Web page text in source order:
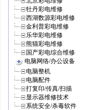
牡丹彩电维修
西湖数源彩电维修
金利普彩电维修
乐华彩电维修
熊猫彩电维修
国产彩电综合维修
电脑网络/办公设备
电脑整机
电脑配件
打复印/传真/扫描
显示器维修技术
系统安全/杀毒软件